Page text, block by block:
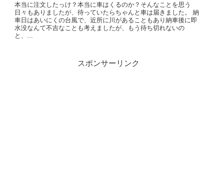
本当に注文したっけ？本当に車はくるのか？そんなことを思う
日々もありましたが、待っていたらちゃんと車は届きました。 納
車日はあいにくの台風で、近所に川があることもあり納車後に即
水没なんて不吉なことも考えましたが、もう待ち切れないの
と、...
スポンサーリンク